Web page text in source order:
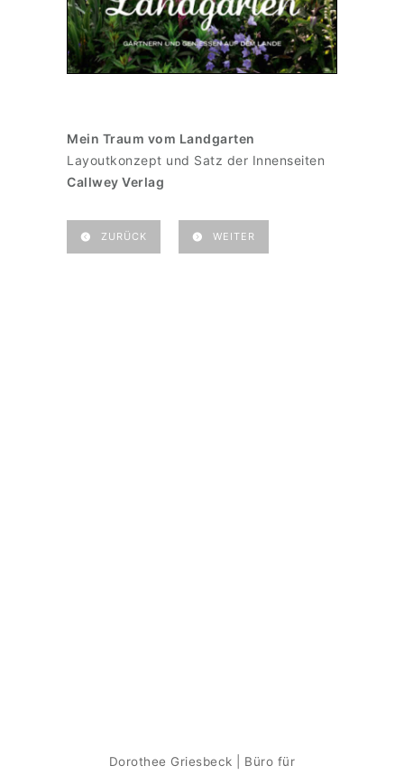
Mein Traum vom Landgarten
Layoutkonzept und Satz der Innenseiten
Callwey Verlag
ZURÜCK WEITER
Dorothee Griesbeck | Büro für